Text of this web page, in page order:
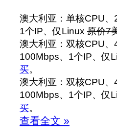
澳大利亚：单核CPU
1个IP、仅Linux 原价7
澳大利亚：双核CPU
100Mbps、1个IP、仅
买。
澳大利亚：双核CPU
100Mbps、1个IP、仅
买。
查看全文 »